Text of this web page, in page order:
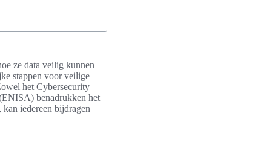
ze data veilig kunnen
stappen voor veilige
het Cybersecurity
benadrukken het
kan iedereen bijdragen